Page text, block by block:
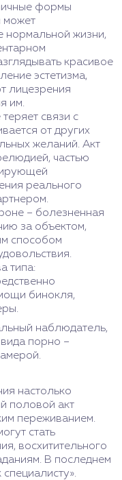
формы
может
нормальной жизни,
красивое
эстетизма,
лицезрения
им.
связи с
от других
желаний. Акт
частью
реального
– болезненная
за объектом,
способом
типа:
бинокля,
наблюдатель,
порно –
настолько
половой акт
переживанием.
стать
восхитительного
В последнем
специалисту».